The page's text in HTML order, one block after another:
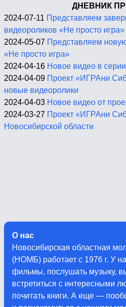
ДНЕВНИК
2024-07-11 Представляем
видеороликов «Не просто игра»
2024-05-07 Представляем
«Не просто игра»
2024-04-16 Новое видео в
2024-04-09 Проект «ИГРАни
новые видеоролики
2024-04-03 Новое видео от
2024-03-27 Проект «ИГРАни
Новосибирской области
О нас
Новосибирская областная
(НОМБ) работает с 1976 г. У
фильмы, послушать музыку,
встретиться с интересными
почитать книги. А еще —